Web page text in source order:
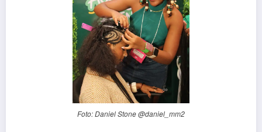
Foto: Daniel Stone @daniel_mm2